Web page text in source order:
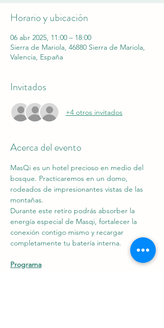
Horario y ubicación
06 abr 2025, 11:00 – 18:00
Sierra de Mariola, 46880 Sierra de Mariola,
Valencia, España
Invitados
+4 otros invitados
Acerca del evento
MasQi es un hotel precioso en medio del
bosque. Practicaremos en un domo,
rodeados de impresionantes vistas de las
montañas.
Durante este retiro podrás absorber la
energía especial de Masqi, fortalecer la
conexión contigo mismo y recargar
completamente tu batería interna.
Programa